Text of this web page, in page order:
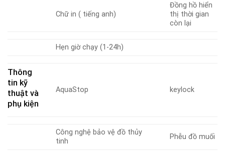
Chữ in ( tiếng anh)
Đồng hồ hiển
thị thời gian
còn lại
Hẹn giờ chạy (1-24h)
Thông
tin kỹ
thuật và
phụ kiện
AquaStop keylock
Công nghệ bảo vệ đồ thủy
tinh
Phễu đồ muối